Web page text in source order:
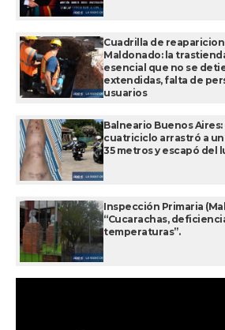
Cuadrilla de
Maldonado: la
esencial que no se
extendidas, falta de
usuarios
Balneario Buenos
cuatriciclo arrastró a
35 metros y escapó del
Inspección Primaria
“Cucarachas,
temperaturas”.